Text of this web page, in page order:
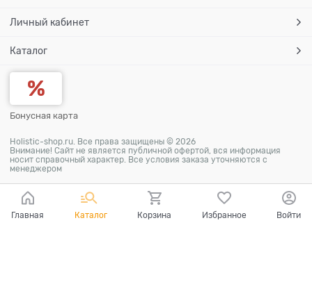
Личный кабинет
Каталог
Бонусная карта
Holistic-shop.ru. Все права защищены © 2026
Внимание! Сайт не является публичной офертой, вся информация
носит справочный характер. Все условия заказа уточняются с
менеджером
Главная Каталог Корзина Избранное Войти